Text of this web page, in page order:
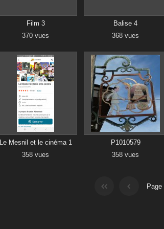
Film 3
370 vues
Balise 4
368 vues
Le Mesnil et le cinéma 1
358 vues
P1010579
358 vues
Page